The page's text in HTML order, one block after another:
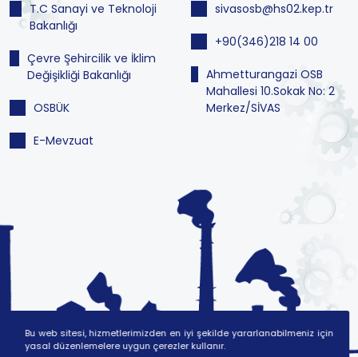
T.C Sanayi ve Teknoloji
Bakanlığı
Çevre Şehircilik ve İklim
Değişikliği Bakanlığı
OSBÜK
E-Mevzuat
sivasosb@hs02.kep.tr
+90(346)218 14 00
Ahmetturangazi OSB
Mahallesi 10.Sokak No: 2
Merkez/SİVAS
Bu web sitesi, hizmetlerimizden en iyi şekilde yararlanabilmeniz için
yasal düzenlemelere uygun çerezler kullanır.